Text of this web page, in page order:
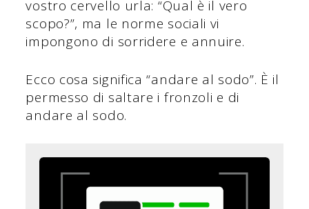
vostro cervello urla: “Qual è il vero
scopo?”, ma le norme sociali vi
impongono di sorridere e annuire.
Ecco cosa significa “andare al sodo”. È il
permesso di saltare i fronzoli e di
andare al sodo.